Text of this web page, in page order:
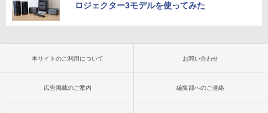
ロジェクター3モデルを使ってみた
本サイトのご利用について お問い合わせ
広告掲載のご案内 編集部へのご連絡